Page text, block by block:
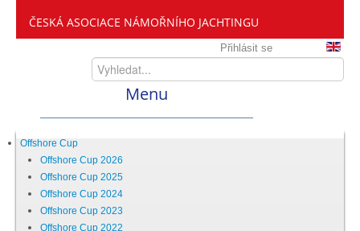
ČESKÁ ASOCIACE NÁMOŘNÍHO JACHTINGU
Přihlásit se
Menu
Home
ČANY
Offshore Cup
Offshore Cup 2026
Offshore Cup 2025
Offshore Cup 2024
Offshore Cup 2023
Offshore Cup 2022